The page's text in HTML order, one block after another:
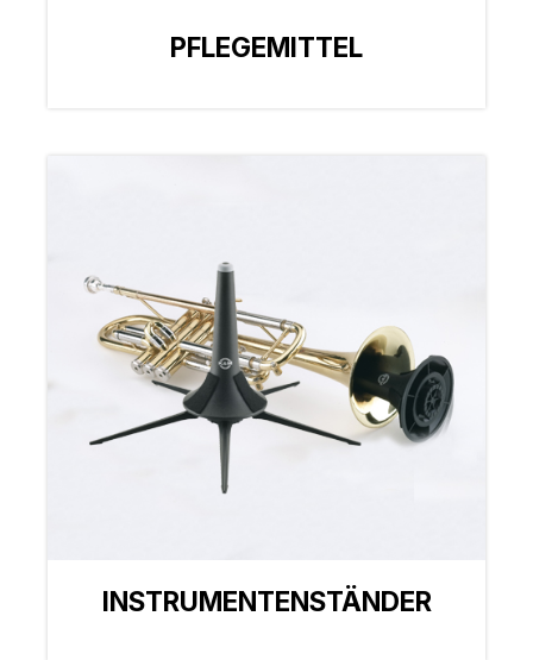
PFLEGEMITTEL
INSTRUMENTENSTÄNDER